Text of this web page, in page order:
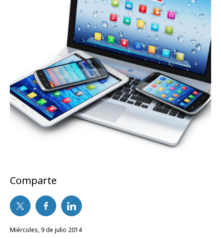
Comparte
miércoles, 9 de julio 2014